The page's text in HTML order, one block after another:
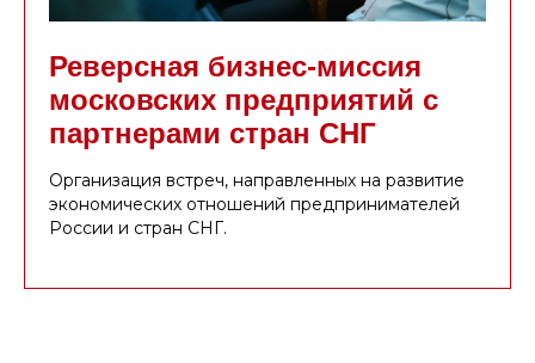
Реверсная бизнес-миссия
московских предприятий с
партнерами стран СНГ
Организация встреч, направленных на развитие
экономических отношений предпринимателей
России и стран СНГ.